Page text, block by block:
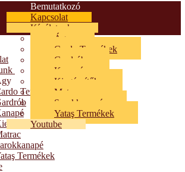
Bemutatkozó
Kapcsolat
Kínálatunk
Ágy
Cardo Termékek
Gardrób
Kanapé
Kiegészítők
Matrac
Sarokkanapé
Yataş Termékek
Youtube
Termékek
Termékek